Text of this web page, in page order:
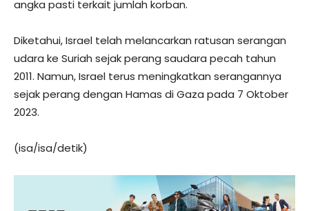
angka pasti terkait jumlah korban.
Diketahui, Israel telah melancarkan ratusan serangan
udara ke Suriah sejak perang saudara pecah tahun
2011. Namun, Israel terus meningkatkan serangannya
sejak perang dengan Hamas di Gaza pada 7 Oktober
2023.
(isa/isa/detik)